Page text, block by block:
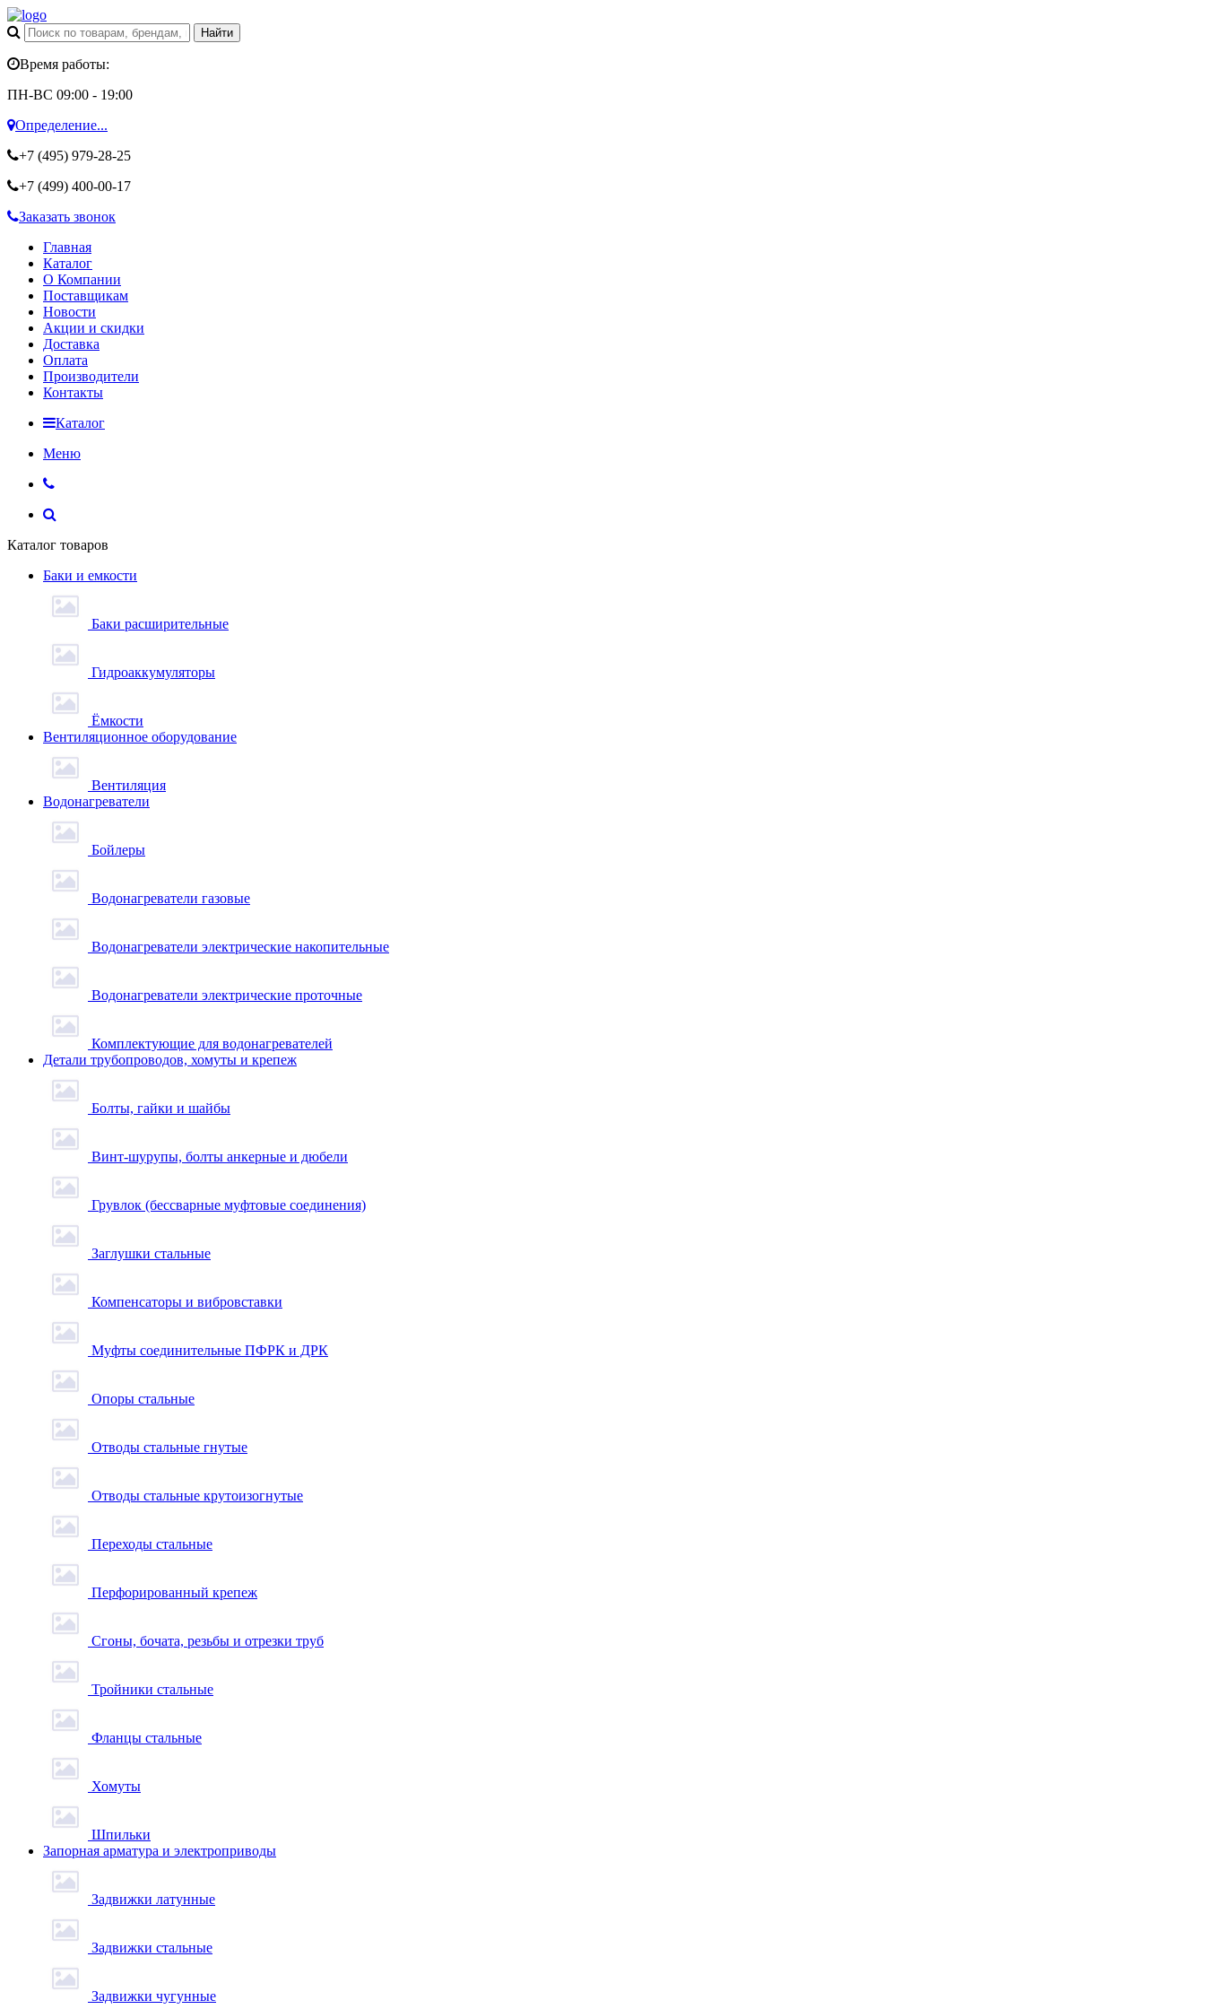
Время работы:
ПН-ВС 09:00 - 19:00
Определение...
+7 (495) 979-28-25
+7 (499) 400-00-17
Заказать звонок
Главная
Каталог
О Компании
Поставщикам
Новости
Акции и скидки
Доставка
Оплата
Производители
Контакты
Каталог
Меню
Каталог товаров
Баки и емкости
Баки расширительные
Гидроаккумуляторы
Ёмкости
Вентиляционное оборудование
Вентиляция
Водонагреватели
Бойлеры
Водонагреватели газовые
Водонагреватели электрические накопительные
Водонагреватели электрические проточные
Комплектующие для водонагревателей
Детали трубопроводов, хомуты и крепеж
Болты, гайки и шайбы
Винт-шурупы, болты анкерные и дюбели
Грувлок (бессварные муфтовые соединения)
Заглушки стальные
Компенсаторы и вибровставки
Муфты соединительные ПФРК и ДРК
Опоры стальные
Отводы стальные гнутые
Отводы стальные крутоизогнутые
Переходы стальные
Перфорированный крепеж
Сгоны, бочата, резьбы и отрезки труб
Тройники стальные
Фланцы стальные
Хомуты
Шпильки
Запорная арматура и электроприводы
Задвижки латунные
Задвижки стальные
Задвижки чугунные